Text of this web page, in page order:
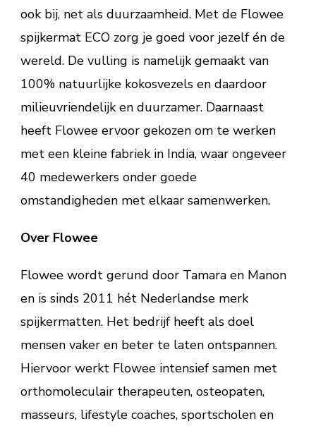
ook bij, net als duurzaamheid. Met de Flowee
spijkermat ECO zorg je goed voor jezelf én de
wereld. De vulling is namelijk gemaakt van
100% natuurlijke kokosvezels en daardoor
milieuvriendelijk en duurzamer. Daarnaast
heeft Flowee ervoor gekozen om te werken
met een kleine fabriek in India, waar ongeveer
40 medewerkers onder goede
omstandigheden met elkaar samenwerken.
Over Flowee
Flowee wordt gerund door Tamara en Manon
en is sinds 2011 hét Nederlandse merk
spijkermatten. Het bedrijf heeft als doel
mensen vaker en beter te laten ontspannen.
Hiervoor werkt Flowee intensief samen met
orthomoleculair therapeuten, osteopaten,
masseurs, lifestyle coaches, sportscholen en